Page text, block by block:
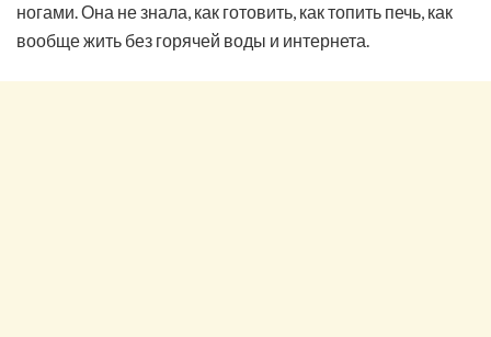
ногами. Она не знала, как готовить, как топить печь, как
вообще жить без горячей воды и интернета.